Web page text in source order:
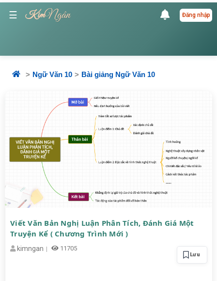
☰ KimNgân Đăng nhập
Ngữ Văn 10 Bài giảng Ngữ Văn 10
Viết Văn Bản Nghị Luận Phân Tích, Đánh Giá Một
Truyện Kể ( Chương Trình Mới )
kimngan 11705
Lưu